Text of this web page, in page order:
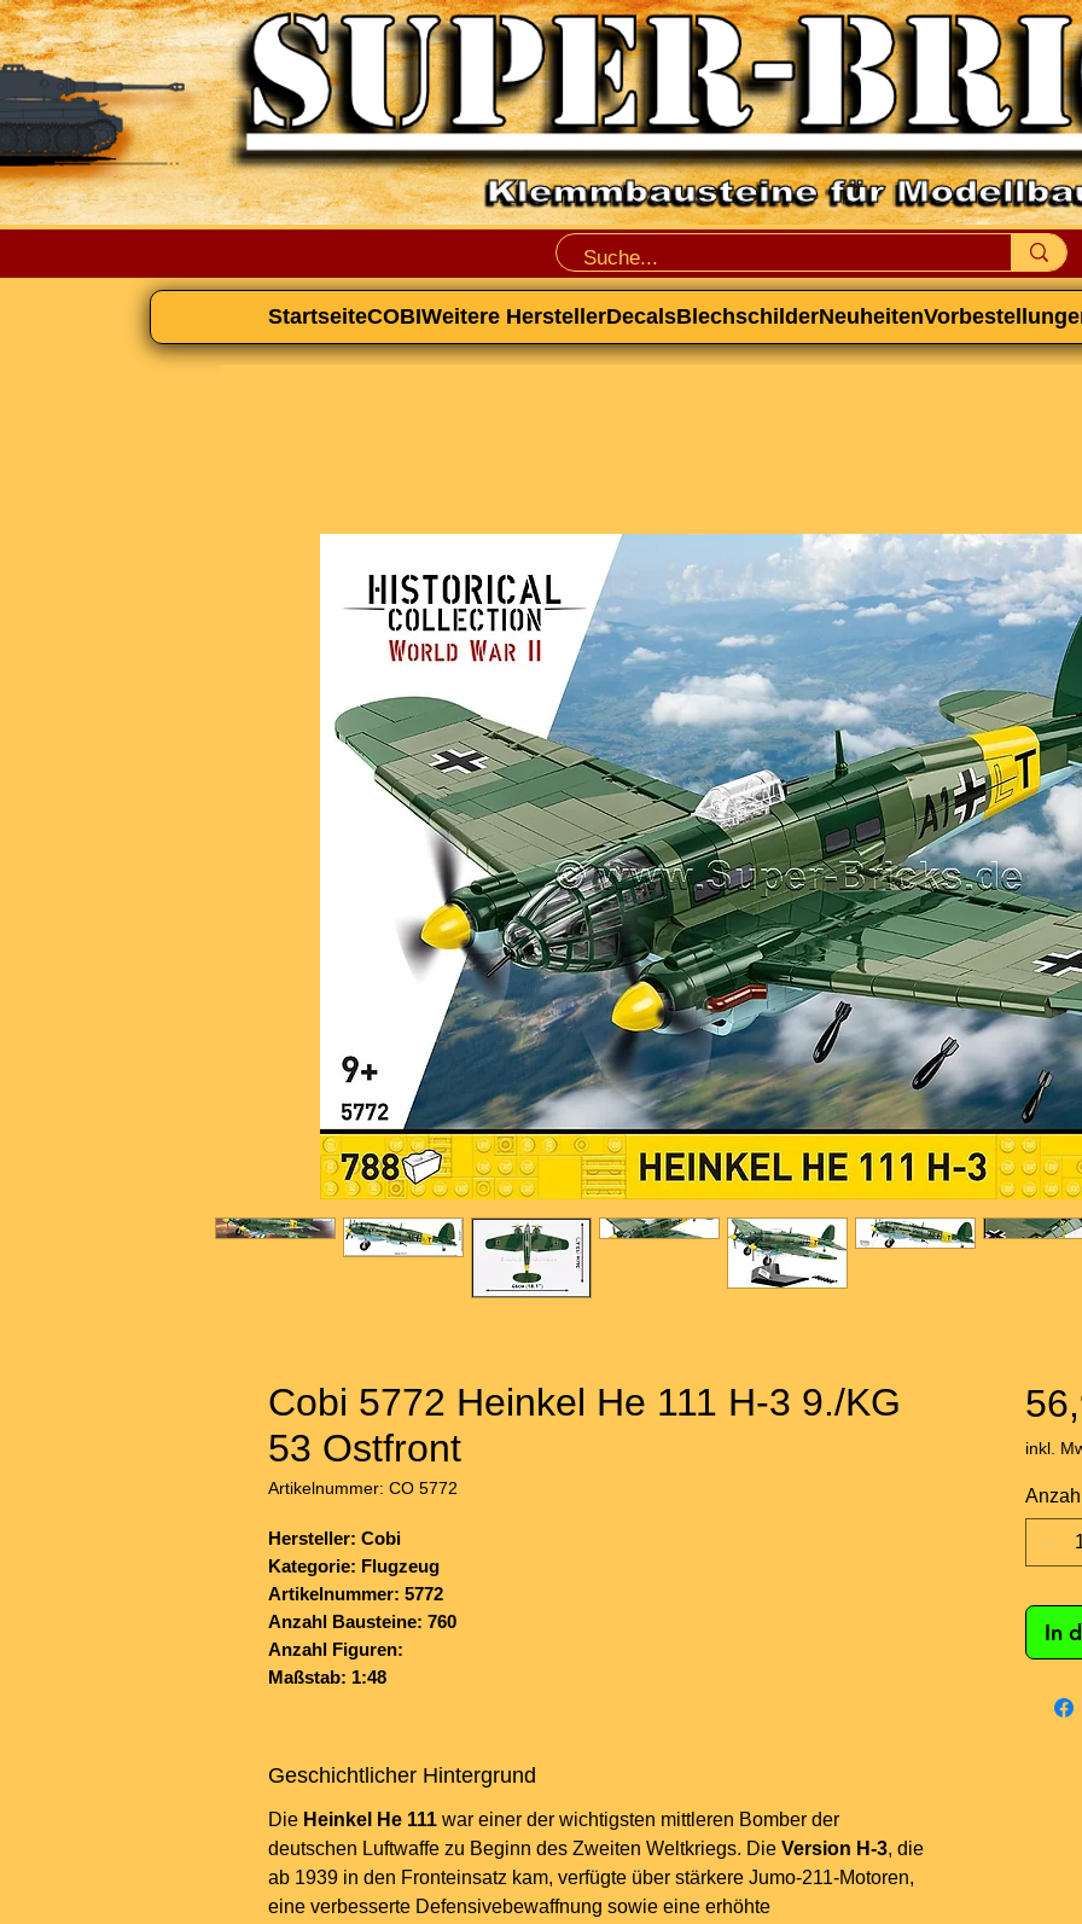
StartseiteCOBIWeitere HerstellerDecalsBlechschilderNeuheiten
Cobi 5772 Heinkel He 111 H-3 9./KG
53 Ostfront
Artikelnummer: CO 5772
Hersteller: Cobi
Kategorie: Flugzeug
Artikelnummer: 5772
Anzahl Bausteine: 760
Anzahl Figuren:
Maßstab: 1:48
Geschichtlicher Hintergrund
Die Heinkel He 111 war einer der wichtigsten mittleren Bomber der
deutschen Luftwaffe zu Beginn des Zweiten Weltkriegs. Die Version H-3, die
ab 1939 in den Fronteinsatz kam, verfügte über stärkere Jumo-211-Motoren,
eine verbesserte Defensivebewaffnung sowie eine erhöhte
inkl.
In